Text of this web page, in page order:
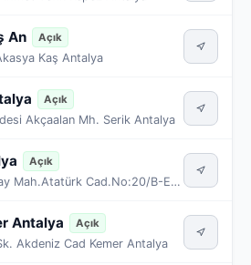
An Açık
Kaş Antalya
Açık
Akçaalan Mh. Serik Antalya
Açık
Elmalı / ANTALYA Akçay Mah.Atatürk Cad.No:20/B-E-F Elmalı Antalya
Antalya Açık
Akdeniz Cad Kemer Antalya